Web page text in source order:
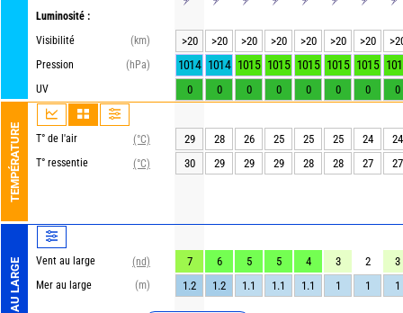
Luminosité :
Visibilité
(km)
Pression
(hPa)
UV
TEMPÉRATURE T° de l'air
(°C)
T° ressentie
(°C)
AU LARGE Vent au large
(nd)
Mer au large
(m)
>20 >20 >20 >20 >20 >20 >20
1014 1014 1015 1015 1015 1015 1015
0 0 0 0 0 0 0 0
29 28 26 25 25 25 24
24
30
29 29 29 28 28 27 27
7 6 5 5 4 3 2
3
1.2
1.2 1.1 1.1 1.1 1 1 1